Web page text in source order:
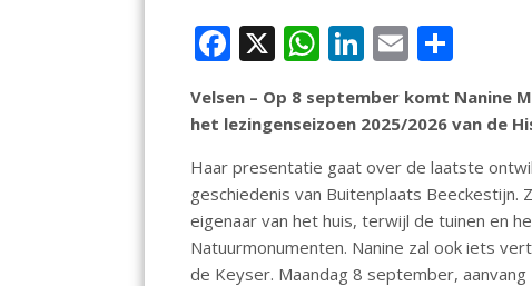
F
ac
e
o
o
k
X W
h
at
A
p
p
Li
n
k
dI
n
E
m
ai
l
e
Velsen – Op 8 september komt Nanine
het lezingenseizoen 2025/2026 van de
Haar presentatie gaat over de laatste
geschiedenis van Buitenplaats Beeckestijn.
eigenaar van het huis, terwijl de tuinen en
Natuurmonumenten. Nanine zal ook iets
de Keyser. Maandag 8 september,